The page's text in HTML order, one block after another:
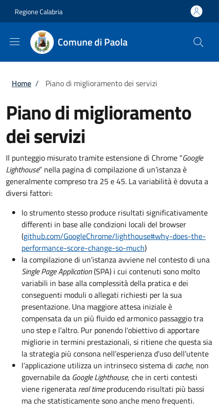
Regione Calabria
Comune di Paola
Briciole di pane
Home / Piano di miglioramento dei servizi
Piano di miglioramento
dei servizi
Il punteggio misurato tramite estensione di Chrome “Google
Lighthouse” nella pagina di compilazione di un’istanza è
generalmente compreso tra 25 e 45. La variabilità è dovuta a
diversi fattori:
lo strumento stesso produce risultati significativamente
differenti in base alle condizioni locali del browser
(github.com/GoogleChrome/lighthouse#why-does-the-
performance-score-change-so-much)
la compilazione di un’istanza avviene nel contesto di una
Single Page Application(SPA) i cui contenuti sono molto
variabili in base alla complessità della pratica e dei
conseguenti moduli o allegati richiesti per la sua
presentazione. Una maggiore attesa iniziale è
compensata da un più fluido ed armonico passaggio tra
uno step e l’altro. Pur ponendo l'obiettivo di apportare
migliorie in termini prestazionali, si ritiene che questa sia
la strategia più consona nell’esperienza d’uso dell’utente
l’applicazione utilizza un intrinseco sistema di cache, non
governabile da Google Lighthouse, che in certi contesti
viene rigenerata real timeproducendo risultati più bassi
ma che statisticamente sono anche meno frequenti.